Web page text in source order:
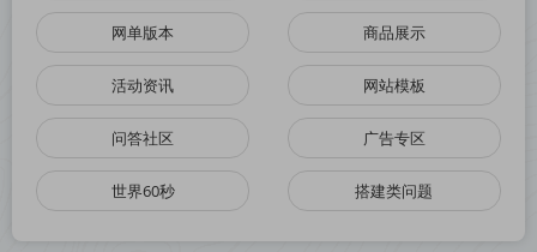
网单版本 商品展示
活动资讯 网站模板
问答社区 广告专区
世界60秒 搭建类问题